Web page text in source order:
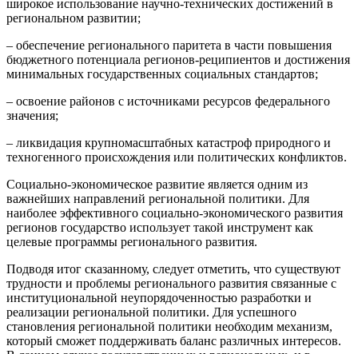
широкое использование научно-технических достижений в
региональном развитии;
– обеспечение регионального паритета в части повышения
бюджетного потенциала регионов-реципиентов и достижения
минимальных государственных социальных стандартов;
– освоение районов с источниками ресурсов федерального
значения;
– ликвидация крупномасштабных катастроф природного и
техногенного происхождения или политических конфликтов.
Социально-экономическое развитие является одним из
важнейших направлений региональной политики. Для
наиболее эффективного социально-экономического развития
регионов государство использует такой инструмент как
целевые программы регионального развития.
Подводя итог сказанному, следует отметить, что существуют
трудности и проблемы регионального развития связанные с
институциональной неупорядоченностью разработки и
реализации региональной политики. Для успешного
становления региональной политики необходим механизм,
который сможет поддерживать баланс различных интересов.